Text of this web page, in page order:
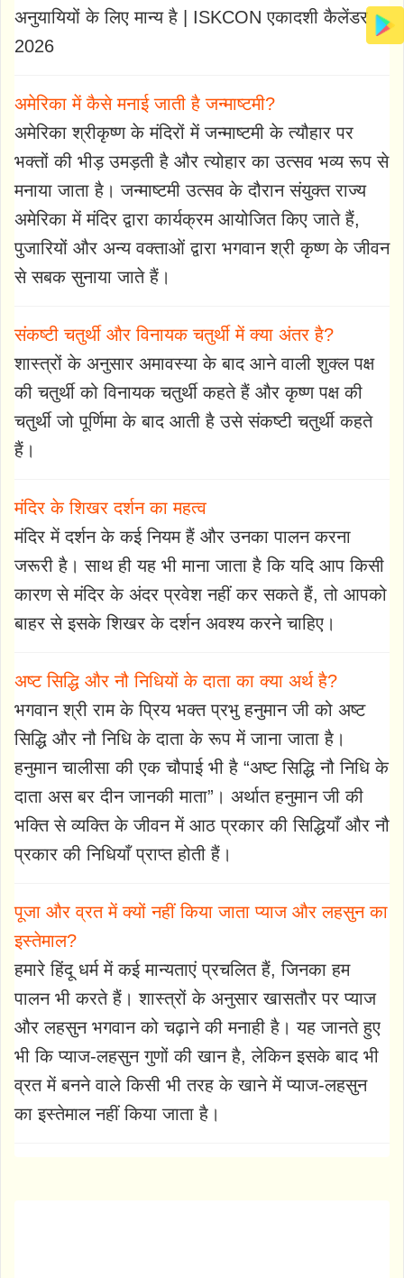
अनुयायियों के लिए मान्य है | ISKCON एकादशी कैलेंडर
2026
अमेरिका में कैसे मनाई जाती है जन्माष्टमी?
अमेरिका श्रीकृष्ण के मंदिरों में जन्माष्टमी के त्यौहार पर
भक्तों की भीड़ उमड़ती है और त्योहार का उत्सव भव्य रूप से
मनाया जाता है। जन्माष्टमी उत्सव के दौरान संयुक्त राज्य
अमेरिका में मंदिर द्वारा कार्यक्रम आयोजित किए जाते हैं,
पुजारियों और अन्य वक्ताओं द्वारा भगवान श्री कृष्ण के जीवन
से सबक सुनाया जाते हैं।
संकष्टी चतुर्थी और विनायक चतुर्थी में क्या अंतर है?
शास्त्रों के अनुसार अमावस्या के बाद आने वाली शुक्ल पक्ष
की चतुर्थी को विनायक चतुर्थी कहते हैं और कृष्ण पक्ष की
चतुर्थी जो पूर्णिमा के बाद आती है उसे संकष्टी चतुर्थी कहते
हैं।
मंदिर के शिखर दर्शन का महत्व
मंदिर में दर्शन के कई नियम हैं और उनका पालन करना
जरूरी है। साथ ही यह भी माना जाता है कि यदि आप किसी
कारण से मंदिर के अंदर प्रवेश नहीं कर सकते हैं, तो आपको
बाहर से इसके शिखर के दर्शन अवश्य करने चाहिए।
अष्ट सिद्धि और नौ निधियों के दाता का क्या अर्थ है?
भगवान श्री राम के प्रिय भक्त प्रभु हनुमान जी को अष्ट
सिद्धि और नौ निधि के दाता के रूप में जाना जाता है।
हनुमान चालीसा की एक चौपाई भी है “अष्ट सिद्धि नौ निधि के
दाता अस बर दीन जानकी माता”। अर्थात हनुमान जी की
भक्ति से व्यक्ति के जीवन में आठ प्रकार की सिद्धियाँ और नौ
प्रकार की निधियाँ प्राप्त होती हैं।
पूजा और व्रत में क्यों नहीं किया जाता प्याज और लहसुन का
इस्तेमाल?
हमारे हिंदू धर्म में कई मान्यताएं प्रचलित हैं, जिनका हम
पालन भी करते हैं। शास्त्रों के अनुसार खासतौर पर प्याज
और लहसुन भगवान को चढ़ाने की मनाही है। यह जानते हुए
भी कि प्याज-लहसुन गुणों की खान है, लेकिन इसके बाद भी
व्रत में बनने वाले किसी भी तरह के खाने में प्याज-लहसुन
का इस्तेमाल नहीं किया जाता है।